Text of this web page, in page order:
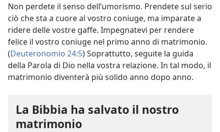
Non perdete il senso dell’umorismo. Prendete sul serio
ciò che sta a cuore al vostro coniuge, ma imparate a
ridere delle vostre gaffe. Impegnatevi per rendere
felice il vostro coniuge nel primo anno di matrimonio.
(Deuteronomio 24:5) Soprattutto, seguite la guida
della Parola di Dio nella vostra relazione. In tal modo, il
matrimonio diventerà più solido anno dopo anno.
La Bibbia ha salvato il nostro
matrimonio